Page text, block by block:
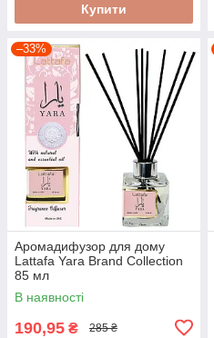
Купити
–33%
Аромадифузор для дому
Lattafa Yara Brand Collection
85 мл
В наявності
190,95 ₴ 285 ₴